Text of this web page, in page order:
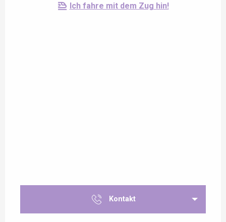
Ich fahre mit dem Zug hin!
Kontakt